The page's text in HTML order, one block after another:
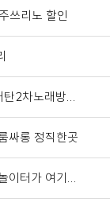
쓰리노 할인
탄2차노래방…
싸롱 정직한곳
이터가 여기…